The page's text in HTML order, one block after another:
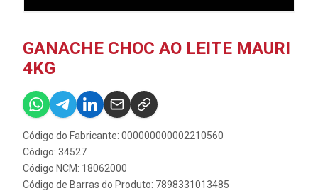
GANACHE CHOC AO LEITE MAURI
4KG
Código do Fabricante: 000000000002210560
Código: 34527
Código NCM: 18062000
Código de Barras do Produto: 7898331013485